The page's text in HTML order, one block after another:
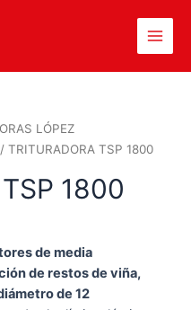
LÓPEZ
/ TRITURADORA TSP 1800
1800
de media
de restos de viña,
de 12